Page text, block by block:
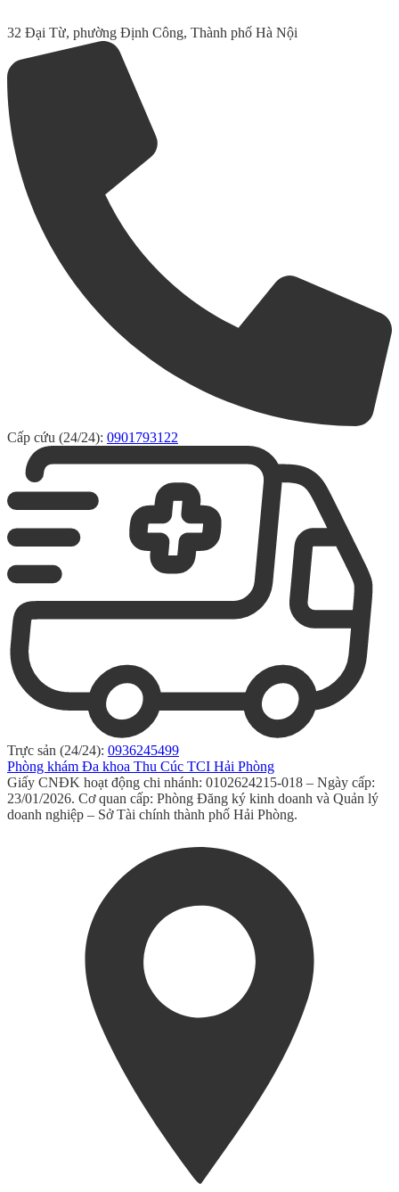
32 Đại Từ, phường Định Công, Thành phố Hà Nội
Cấp cứu (24/24): 0901793122
Trực sản (24/24): 0936245499
Phòng khám Đa khoa Thu Cúc TCI Hải Phòng
Giấy CNĐK hoạt động chi nhánh: 0102624215-018 – Ngày cấp:
23/01/2026. Cơ quan cấp: Phòng Đăng ký kinh doanh và Quản lý
doanh nghiệp – Sở Tài chính thành phố Hải Phòng.